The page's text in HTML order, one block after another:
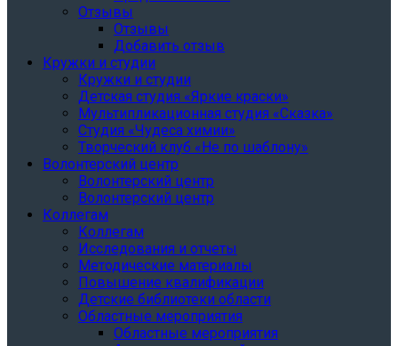
Отзывы
Отзывы
Добавить отзыв
Кружки и студии
Кружки и студии
Детская студия «Яркие краски»
Мультипликационная студия «Сказка»
Студия «Чудеса химии»
Творческий клуб «Не по шаблону»
Волонтерский центр
Волонтерский центр
Волонтерский центр
Коллегам
Коллегам
Исследования и отчеты
Методические материалы
Повышение квалификации
Детские библиотеки области
Областные мероприятия
Областные мероприятия